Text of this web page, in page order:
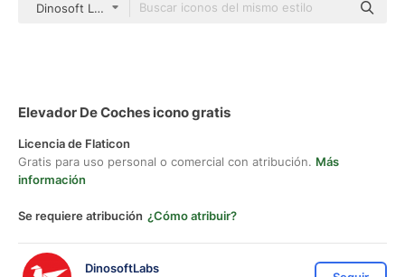
Dinosoft Lineal
Elevador De Coches icono gratis
Licencia de Flaticon
Gratis para uso personal o comercial con atribución. Más
información
Se requiere atribución ¿Cómo atribuir?
DinosoftLabs